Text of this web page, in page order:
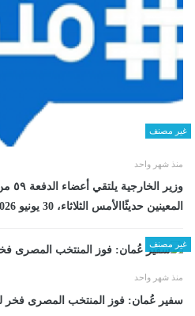
غير مصنف
منذ شهر واحد
المعينين حديثًاالأمس الثلاثاء، 30 يونيو 2026 03:39 مـ
غير مصنف
منذ شهر واحد
سفير عُمان: فوز المنتخب المصرى فخر